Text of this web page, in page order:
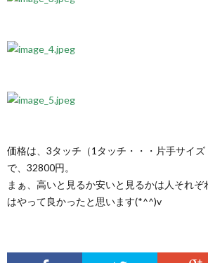
価格は、3タッチ（1タッチ・・・片手サイズ
で、32800円。
まぁ、高いと見るか安いと見るかは人それ
はやって良かったと思います(*^^)v